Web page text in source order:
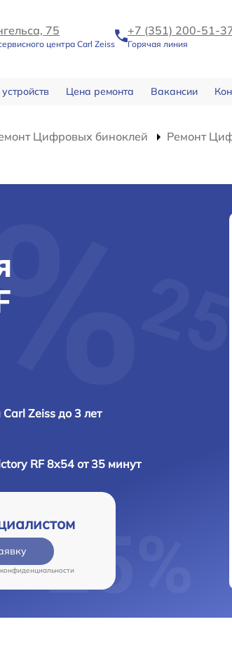
75
центра Carl Zeiss
+7 (351) 200-51-
Горячая линия
Цена ремонта Вакансии
Цифровых биноклей
Ремонт
Zeiss до 3 лет
RF 8x54 от 35 минут